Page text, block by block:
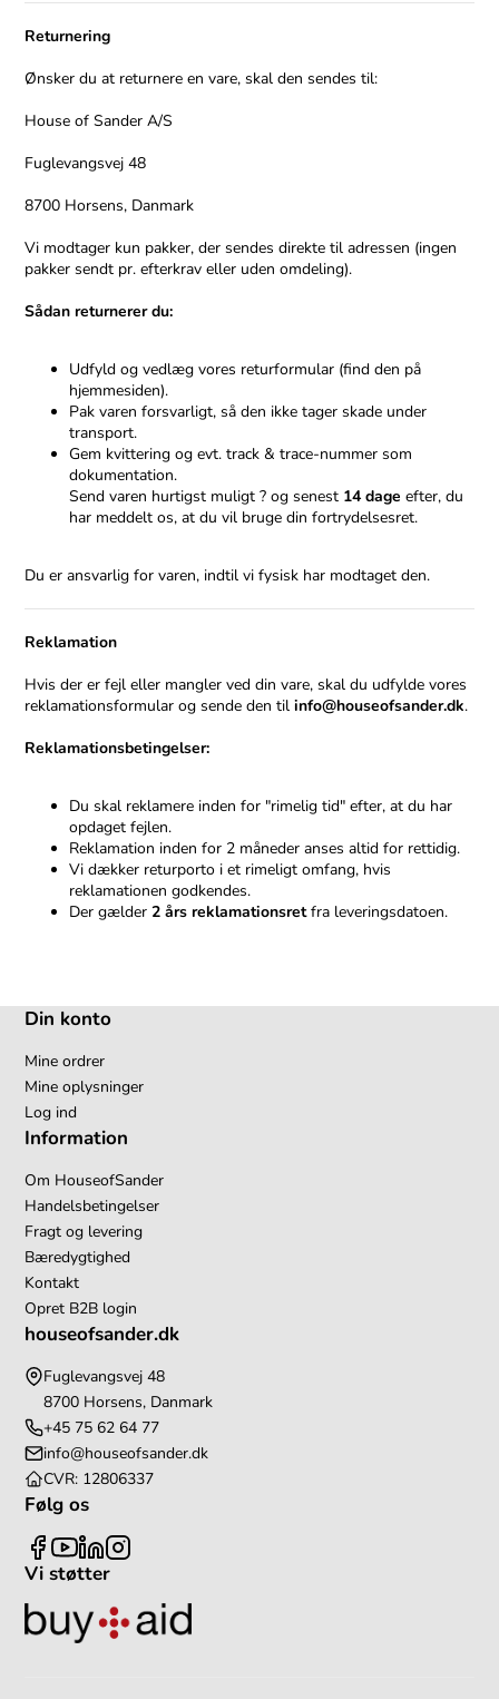
Returnering
Ønsker du at returnere en vare, skal den sendes til:
House of Sander A/S
Fuglevangsvej 48
8700 Horsens, Danmark
Vi modtager kun pakker, der sendes direkte til adressen (ingen
pakker sendt pr. efterkrav eller uden omdeling).
Sådan returnerer du:
Udfyld og vedlæg vores returformular (find den på
hjemmesiden).
Pak varen forsvarligt, så den ikke tager skade under
transport.
Gem kvittering og evt. track & trace-nummer som
dokumentation.
Send varen hurtigst muligt ? og senest 14 dage efter, du
har meddelt os, at du vil bruge din fortrydelsesret.
Du er ansvarlig for varen, indtil vi fysisk har modtaget den.
Reklamation
Hvis der er fejl eller mangler ved din vare, skal du udfylde vores
reklamationsformular og sende den tilinfo@houseofsander.dk.
Reklamationsbetingelser:
Du skal reklamere inden for "rimelig tid" efter, at du har
opdaget fejlen.
Reklamation inden for 2 måneder anses altid for rettidig.
Vi dækker returporto i et rimeligt omfang, hvis
reklamationen godkendes.
Der gælder2 års reklamationsretfra leveringsdatoen.
Din konto
Mine ordrer
Mine oplysninger
Log ind
Information
Om HouseofSander
Handelsbetingelser
Fragt og levering
Bæredygtighed
Kontakt
Opret B2B login
houseofsander.dk
Fuglevangsvej 48
8700 Horsens, Danmark
+45 75 62 64 77
info@houseofsander.dk
CVR: 12806337
Følg os
Vi støtter